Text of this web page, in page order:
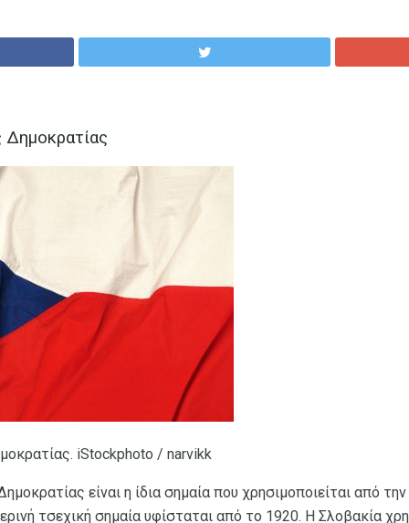
Δημοκρατίας
iStockphoto / narvikk
είναι η ίδια σημαία που χρησιμοποιείται από
τσεχική σημαία υφίσταται από το 1920. Η Σλοβακία